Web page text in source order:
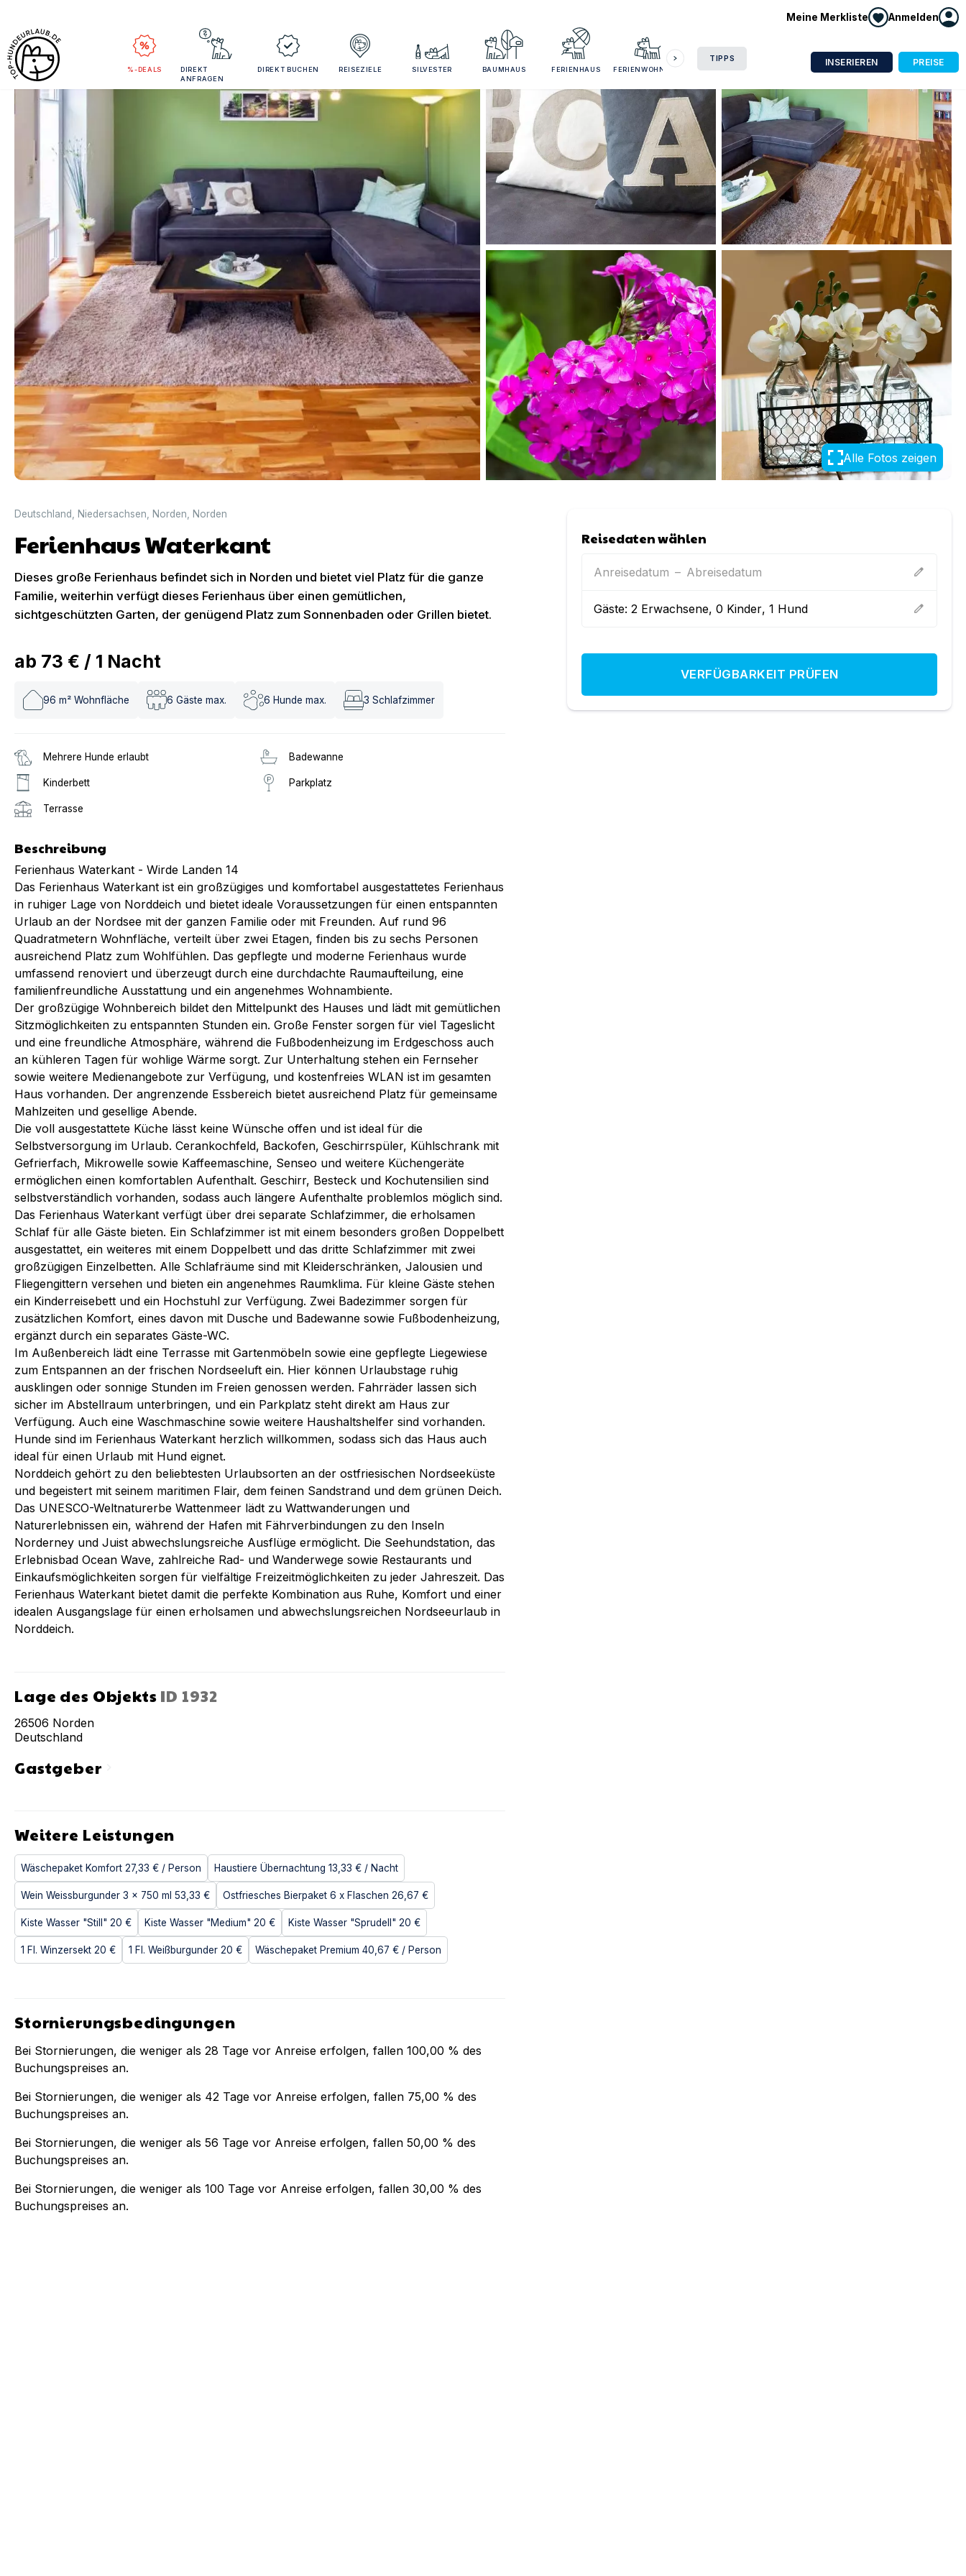
Meine Merkliste Anmelden
%-DEALS
DIREKT
ANFRAGEN
DIREKT BUCHEN REISEZIELE SILVESTER BAUMHAUS FERIENHAUS FERIENWOHNUNG
TIPPS INSERIEREN PREISE
Alle Fotos zeigen
Deutschland Niedersachsen Norden Norden
Ferienhaus Waterkant
Dieses große Ferienhaus befindet sich in Norden und bietet viel Platz für die ganze
Familie, weiterhin verfügt dieses Ferienhaus über einen gemütlichen,
sichtgeschützten Garten, der genügend Platz zum Sonnenbaden oder Grillen bietet.
ab 73 € / 1 Nacht
96 m² Wohnfläche 6 Gäste max. 6 Hunde max. 3 Schlafzimmer
Mehrere Hunde erlaubt Badewanne
Kinderbett Parkplatz
Terrasse
Beschreibung
Ferienhaus Waterkant - Wirde Landen 14
Das Ferienhaus Waterkant ist ein großzügiges und komfortabel ausgestattetes Ferienhaus
in ruhiger Lage von Norddeich und bietet ideale Voraussetzungen für einen entspannten
Urlaub an der Nordsee mit der ganzen Familie oder mit Freunden. Auf rund 96
Quadratmetern Wohnfläche, verteilt über zwei Etagen, finden bis zu sechs Personen
ausreichend Platz zum Wohlfühlen. Das gepflegte und moderne Ferienhaus wurde
umfassend renoviert und überzeugt durch eine durchdachte Raumaufteilung, eine
familienfreundliche Ausstattung und ein angenehmes Wohnambiente.
Der großzügige Wohnbereich bildet den Mittelpunkt des Hauses und lädt mit gemütlichen
Sitzmöglichkeiten zu entspannten Stunden ein. Große Fenster sorgen für viel Tageslicht
und eine freundliche Atmosphäre, während die Fußbodenheizung im Erdgeschoss auch
an kühleren Tagen für wohlige Wärme sorgt. Zur Unterhaltung stehen ein Fernseher
sowie weitere Medienangebote zur Verfügung, und kostenfreies WLAN ist im gesamten
Haus vorhanden. Der angrenzende Essbereich bietet ausreichend Platz für gemeinsame
Mahlzeiten und gesellige Abende.
Die voll ausgestattete Küche lässt keine Wünsche offen und ist ideal für die
Selbstversorgung im Urlaub. Cerankochfeld, Backofen, Geschirrspüler, Kühlschrank mit
Gefrierfach, Mikrowelle sowie Kaffeemaschine, Senseo und weitere Küchengeräte
ermöglichen einen komfortablen Aufenthalt. Geschirr, Besteck und Kochutensilien sind
selbstverständlich vorhanden, sodass auch längere Aufenthalte problemlos möglich sind.
Das Ferienhaus Waterkant verfügt über drei separate Schlafzimmer, die erholsamen
Schlaf für alle Gäste bieten. Ein Schlafzimmer ist mit einem besonders großen Doppelbett
ausgestattet, ein weiteres mit einem Doppelbett und das dritte Schlafzimmer mit zwei
großzügigen Einzelbetten. Alle Schlafräume sind mit Kleiderschränken, Jalousien und
Fliegengittern versehen und bieten ein angenehmes Raumklima. Für kleine Gäste stehen
ein Kinderreisebett und ein Hochstuhl zur Verfügung. Zwei Badezimmer sorgen für
zusätzlichen Komfort, eines davon mit Dusche und Badewanne sowie Fußbodenheizung,
ergänzt durch ein separates Gäste-WC.
Im Außenbereich lädt eine Terrasse mit Gartenmöbeln sowie eine gepflegte Liegewiese
zum Entspannen an der frischen Nordseeluft ein. Hier können Urlaubstage ruhig
ausklingen oder sonnige Stunden im Freien genossen werden. Fahrräder lassen sich
sicher im Abstellraum unterbringen, und ein Parkplatz steht direkt am Haus zur
Verfügung. Auch eine Waschmaschine sowie weitere Haushaltshelfer sind vorhanden.
Hunde sind im Ferienhaus Waterkant herzlich willkommen, sodass sich das Haus auch
ideal für einen Urlaub mit Hund eignet.
Norddeich gehört zu den beliebtesten Urlaubsorten an der ostfriesischen Nordseeküste
und begeistert mit seinem maritimen Flair, dem feinen Sandstrand und dem grünen Deich.
Das UNESCO-Weltnaturerbe Wattenmeer lädt zu Wattwanderungen und
Naturerlebnissen ein, während der Hafen mit Fährverbindungen zu den Inseln
Norderney und Juist abwechslungsreiche Ausflüge ermöglicht. Die Seehundstation, das
Erlebnisbad Ocean Wave, zahlreiche Rad- und Wanderwege sowie Restaurants und
Einkaufsmöglichkeiten sorgen für vielfältige Freizeitmöglichkeiten zu jeder Jahreszeit. Das
Ferienhaus Waterkant bietet damit die perfekte Kombination aus Ruhe, Komfort und einer
idealen Ausgangslage für einen erholsamen und abwechslungsreichen Nordseeurlaub in
Norddeich.
Lage des Objekts ID 1932
26506 Norden
Deutschland
Gastgeberchevron_right
Weitere Leistungen
Wäschepaket Komfort 27,33 € / Person Haustiere Übernachtung 13,33 € / Nacht
Wein Weissburgunder 3 x 750 ml 53,33 € Ostfriesches Bierpaket 6 x Flaschen 26,67 €
Kiste Wasser "Still" 20 € Kiste Wasser "Medium" 20 € Kiste Wasser "Sprudell" 20 €
1 Fl. Winzersekt 20 € 1 Fl. Weißburgunder 20 € Wäschepaket Premium 40,67 € / Person
Stornierungsbedingungen
Bei Stornierungen, die weniger als 28 Tage vor Anreise erfolgen, fallen 100,00 % des
Buchungspreises an.
Bei Stornierungen, die weniger als 42 Tage vor Anreise erfolgen, fallen 75,00 % des
Buchungspreises an.
Bei Stornierungen, die weniger als 56 Tage vor Anreise erfolgen, fallen 50,00 % des
Buchungspreises an.
Bei Stornierungen, die weniger als 100 Tage vor Anreise erfolgen, fallen 30,00 % des
Buchungspreises an.
Reisedaten wählen
Anreisedatum – Abreisedatum edit
Gäste:2 Erwachsene,0 Kinder,1 Hund edit
VERFÜGBARKEIT PRÜFEN